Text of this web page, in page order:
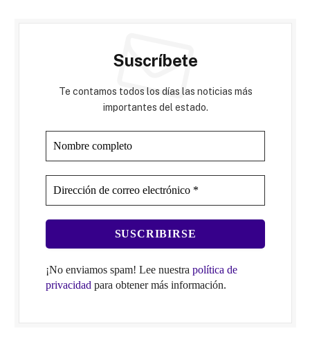
Suscríbete
Te contamos todos los días las noticias más
importantes del estado.
¡No enviamos spam! Lee nuestra política de
privacidad para obtener más información.